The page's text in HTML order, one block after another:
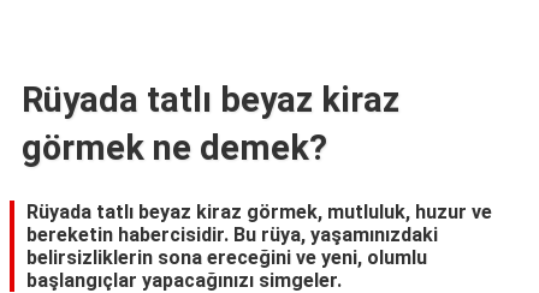
Rüyada tatlı beyaz kiraz
görmek ne demek?
Rüyada tatlı beyaz kiraz görmek, mutluluk, huzur ve
bereketin habercisidir. Bu rüya, yaşamınızdaki
belirsizliklerin sona ereceğini ve yeni, olumlu
başlangıçlar yapacağınızı simgeler.